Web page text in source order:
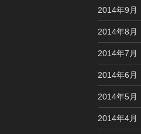
2014年9月
2014年8月
2014年7月
2014年6月
2014年5月
2014年4月